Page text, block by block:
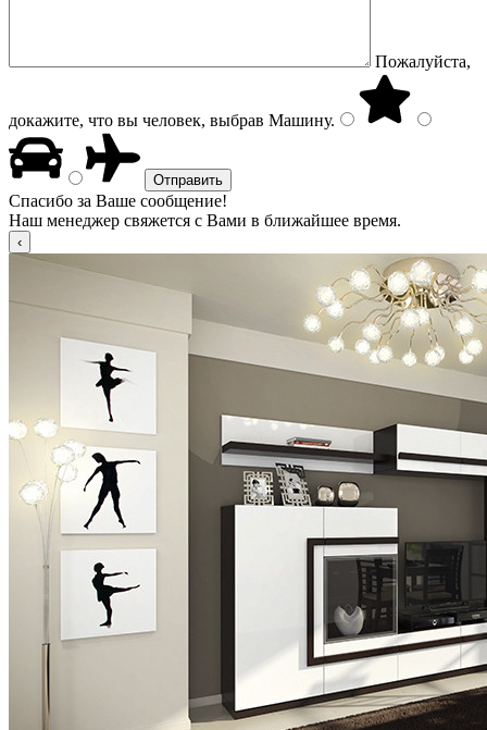
Пожалуйста,
докажите, что вы человек, выбрав Машину.
Спасибо за Ваше сообщение!
Наш менеджер свяжется с Вами в ближайшее время.